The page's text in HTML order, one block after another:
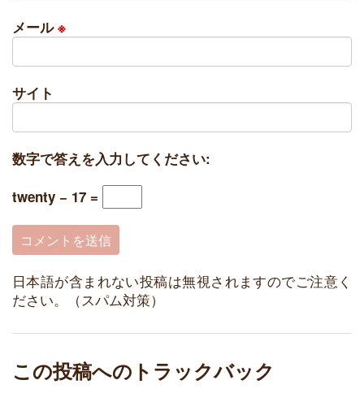
メール※
サイト
数字で答えを入力してください:
twenty − 17 =
日本語が含まれない投稿は無視されますのでご注意く
ださい。（スパム対策）
この投稿へのトラックバック